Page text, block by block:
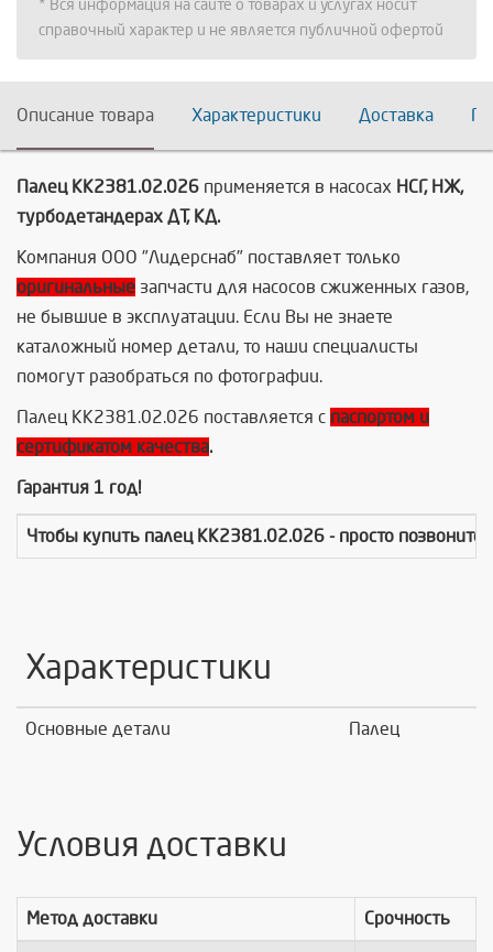
* Вся информация на сайте о товарах и услугах носит
справочный характер и не является публичной офертой
Описание товара Характеристики Доставка
Палец КК2381.02.026 применяется в насосах НСГ, НЖ,
турбодетандерах ДТ, КД.
Компания ООО "Лидерснаб" поставляет только
оригинальные запчасти для насосов сжиженных газов,
не бывшие в эксплуатации. Если Вы не знаете
каталожный номер детали, то наши специалисты
помогут разобраться по фотографии.
Палец КК2381.02.026 поставляется с паспортом и
сертификатом качества.
Гарантия 1 год!
Чтобы купить палец КК2381.02.026 - просто
Характеристики
Основные детали Палец
Условия доставки
Метод доставки Срочность